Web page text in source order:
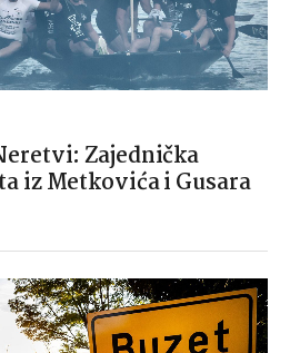
Zajednička
iz Metkovića i Gusara